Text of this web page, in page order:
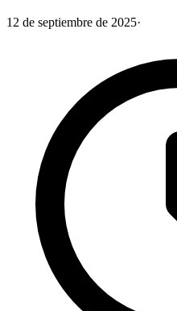
12 de septiembre de 2025·